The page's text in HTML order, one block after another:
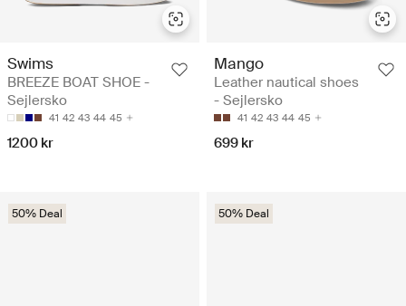
Swims
BREEZE BOAT SHOE -
Sejlersko
41 42 43 44 45
1200 kr
Mango
Leather nautical shoes
- Sejlersko
41 42 43 44 45
699 kr
50% Deal 50% Deal